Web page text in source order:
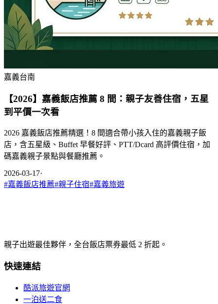
嘉義台南
【2026】嘉義飯店推薦 8 間：親子友善住宿，五星
到平價一次看
2026 嘉義飯店推薦精選！8 間適合帶小孩入住的嘉義親子飯
店，含五星級、Buffet 早餐好評、PTT/Dcard 高評價住宿，加
碼嘉義親子景點與餐廳推薦。
2026-03-17·
#嘉義飯店推薦#親子住宿#嘉義旅遊
親子出遊最佳夥伴，全台飯店票券最低 2 折起。
快速連結
酷派旅遊官網
一泊送二食